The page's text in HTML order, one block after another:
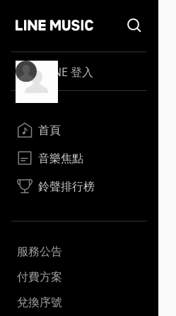
LINE 登入
首頁
音樂焦點
鈴聲排行榜
服務公告
付費方案
兌換序號